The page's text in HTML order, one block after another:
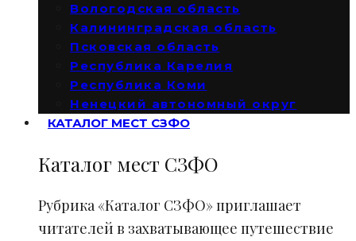
Вологодская область
Калининградская область
Псковская область
Республика Карелия
Республика Коми
Ненецкий автономный округ
КАТАЛОГ МЕСТ СЗФО
Каталог мест СЗФО
Рубрика «Каталог СЗФО» приглашает
читателей в захватывающее путешествие